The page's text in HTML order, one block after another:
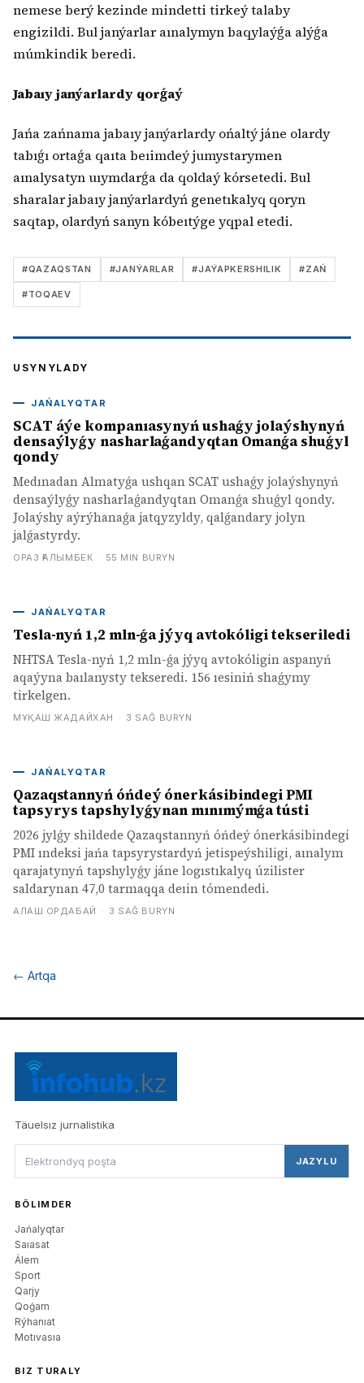
nemese berý kezinde mindetti tirkeý talaby
engizildi. Bul janýarlar aınalymyn baqylaýǵa alýǵa
múmkindik beredi.
Jabaıy janýarlardy qorǵaý
Jańa zańnama jabaıy janýarlardy ońaltý jáne olardy
tabıǵı ortaǵa qaıta beıimdeý jumystarymen
aınalysatyn uıymdarǵa da qoldaý kórsetedi. Bul
sharalar jabaıy janýarlardyń genetıkalyq qoryn
saqtap, olardyń sanyn kóbeıtýge yqpal etedi.
#QAZAQSTAN #JANÝARLAR #JAÝAPKERSHILIK #ZAŃ
#TOQAEV
USYNYLADY
JAŃALYQTAR
SCAT áýe kompanıasynyń ushaǵy jolaýshynyń
densaýlyǵy nasharlaǵandyqtan Omanǵa shuǵyl
qondy
Medınadan Almatyǵa ushqan SCAT ushaǵy jolaýshynyń
densaýlyǵy nasharlaǵandyqtan Omanǵa shuǵyl qondy.
Jolaýshy aýrýhanaǵa jatqyzyldy, qalǵandary jolyn
jalǵastyrdy.
ОРАЗ ҒАЛЫМБЕК · 55 MIN BURYN
JAŃALYQTAR
Tesla-nyń 1,2 mln-ǵa jýyq avtokóligi tekseriledi
NHTSA Tesla-nyń 1,2 mln-ǵa jýyq avtokóligin aspanyń
aqaýyna baılanysty tekseredi. 156 ıesiniń shaǵymy
tirkelgen.
МҰҚАШ ЖАДАЙХАН · 3 SAĞ BURYN
JAŃALYQTAR
Qazaqstannyń óńdeý ónerkásibindegi PMI
tapsyrys tapshylyǵynan mınımýmǵa tústi
2026 jylǵy shildede Qazaqstannyń óńdeý ónerkásibindegi
PMI ındeksi jańa tapsyrystardyń jetispeýshiligi, aınalym
qarajatynyń tapshylyǵy jáne logıstıkalyq úzilister
saldarynan 47,0 tarmaqqa deıin tómendedi.
АЛАШ ОРДАБАЙ · 3 SAĞ BURYN
← Artqa
Täuelsız jurnalistika
JAZYLU
BÖLIMDER
Jańalyqtar
Saıasat
Álem
Sport
Qarjy
Qoǵam
Rýhanıat
Motıvasıa
BIZ TURALY